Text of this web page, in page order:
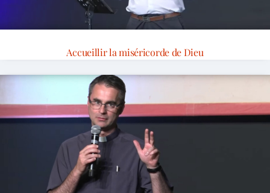
Accueillir la miséricorde de Dieu